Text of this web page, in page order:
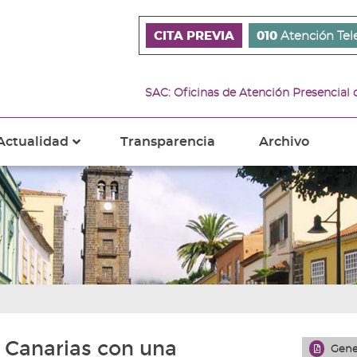
CITA PREVIA 010 Atención
SAC: Oficinas de Atención
Transparencia Archivo
con una